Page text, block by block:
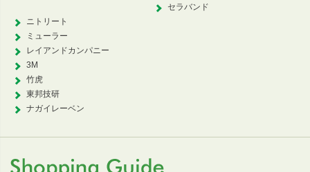
セラバンド
ニトリート
ミューラー
レイアンドカンパニー
3M
竹虎
東邦技研
ナガイレーベン